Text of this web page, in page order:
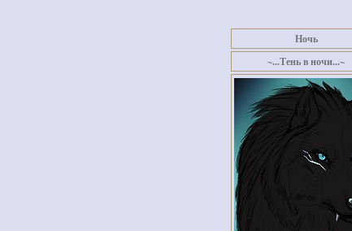
Ночь
~...Тень в ночи...~